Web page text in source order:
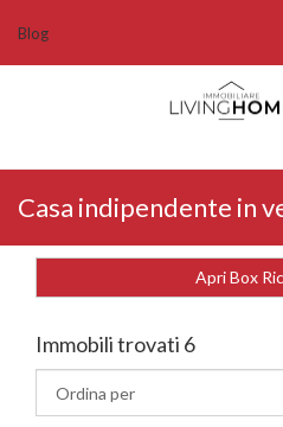
Blog
Casa indipendente in
Apri Box
Immobili trovati 6